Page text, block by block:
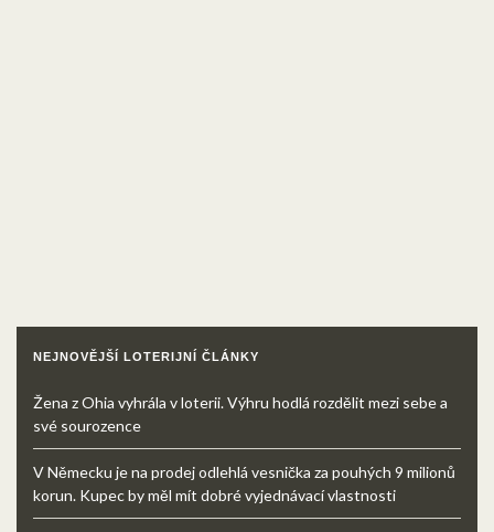
NEJNOVĚJŠÍ LOTERIJNÍ ČLÁNKY
Žena z Ohia vyhrála v loterii. Výhru hodlá rozdělit mezi sebe a
své sourozence
V Německu je na prodej odlehlá vesnička za pouhých 9 milionů
korun. Kupec by měl mít dobré vyjednávací vlastnosti